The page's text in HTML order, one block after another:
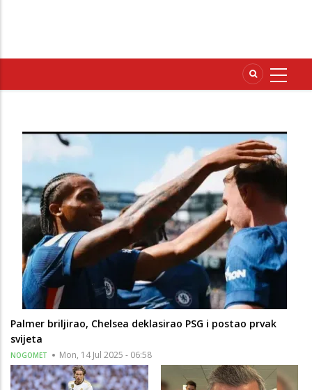
Palmer briljirao, Chelsea deklasirao PSG i postao prvak
svijeta
NOGOMET Mon, 14 Jul 2025 - 06:58